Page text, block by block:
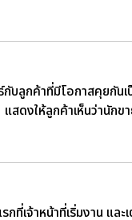
บลูกค้าที่มีโอกาสคุยกันเ
สดงให้ลูกค้าเห็นว่านักข
เจ้าหน้าที่เริ่มงาน และ